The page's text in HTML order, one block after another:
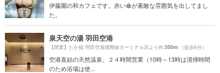
伊藤園の和カフェです。赤い傘が素敵な雰囲気を出してまし
た。
泉天空の湯 羽田空港
【閉業】たか福 羽田空港国際線ターミナル店より約350m （徒歩6分）
空港直結の天然温泉。２４時間営業（10時～13時は清掃時間
のため浴場は使...